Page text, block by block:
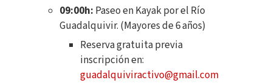
09:00h: Paseo en Kayak por el Río
Guadalquivir. (Mayores de 6 años)
Reserva gratuita previa
inscripción en:
guadalquiviractivo@gmail.com